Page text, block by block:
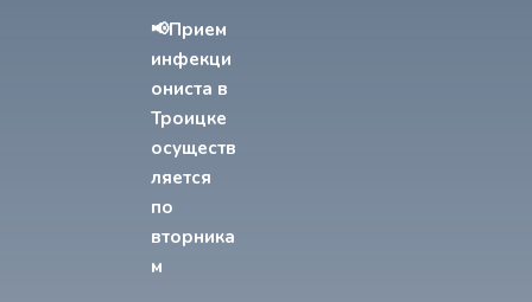
📢Прием
инфекци
ониста в
Троицке
осуществ
ляется
по
вторника
м